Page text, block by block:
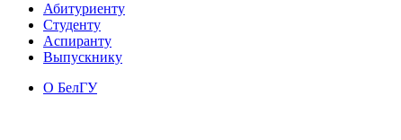
Абитуриенту
Студенту
Аспиранту
Выпускнику
О БелГУ